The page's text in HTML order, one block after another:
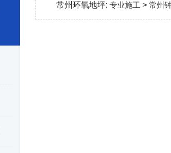
常州环氧地坪: 专业施工 > 常州